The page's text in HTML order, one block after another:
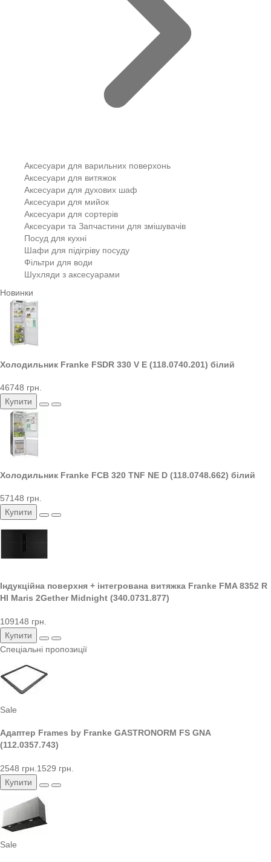
Аксесуари для варильних поверхонь
Аксесуари для витяжок
Аксесуари для духових шаф
Аксесуари для мийок
Аксесуари для сортерів
Аксесуари та Запчастини для змішувачів
Посуд для кухні
Шафи для підігріву посуду
Фільтри для води
Шухляди з аксесуарами
Новинки
Холодильник Franke FSDR 330 V E (118.0740.201) білий
46748 грн.
Купити
Холодильник Franke FCB 320 TNF NE D (118.0748.662) білий
57148 грн.
Купити
Індукційна поверхня + інтегрована витяжка Franke FMA 8352 R
HI Maris 2Gether Midnight (340.0731.877)
109148 грн.
Купити
Спеціальні пропозиції
Sale
Адаптер Frames by Franke GASTRONORM FS GNA
(112.0357.743)
2548 грн. 1529 грн.
Купити
Sale